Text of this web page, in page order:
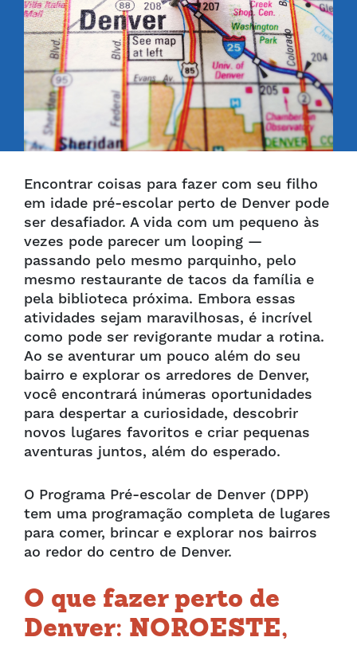
Encontrar coisas para fazer com seu filho
em idade pré-escolar perto de Denver pode
ser desafiador. A vida com um pequeno às
vezes pode parecer um looping —
passando pelo mesmo parquinho, pelo
mesmo restaurante de tacos da família e
pela biblioteca próxima. Embora essas
atividades sejam maravilhosas, é incrível
como pode ser revigorante mudar a rotina.
Ao se aventurar um pouco além do seu
bairro e explorar os arredores de Denver,
você encontrará inúmeras oportunidades
para despertar a curiosidade, descobrir
novos lugares favoritos e criar pequenas
aventuras juntos, além do esperado.
O Programa Pré-escolar de Denver (DPP)
tem uma programação completa de lugares
para comer, brincar e explorar nos bairros
ao redor do centro de Denver.
O que fazer perto de
Denver: NOROESTE,